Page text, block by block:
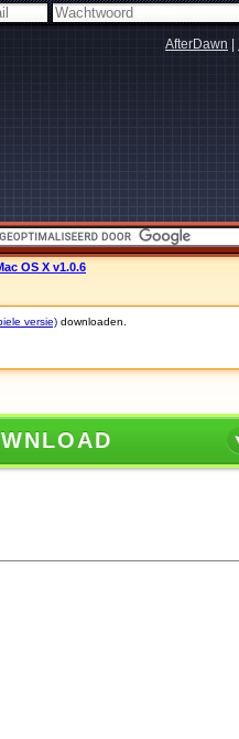
AfterDawn
OS X v1.0.6
versie) downloaden.